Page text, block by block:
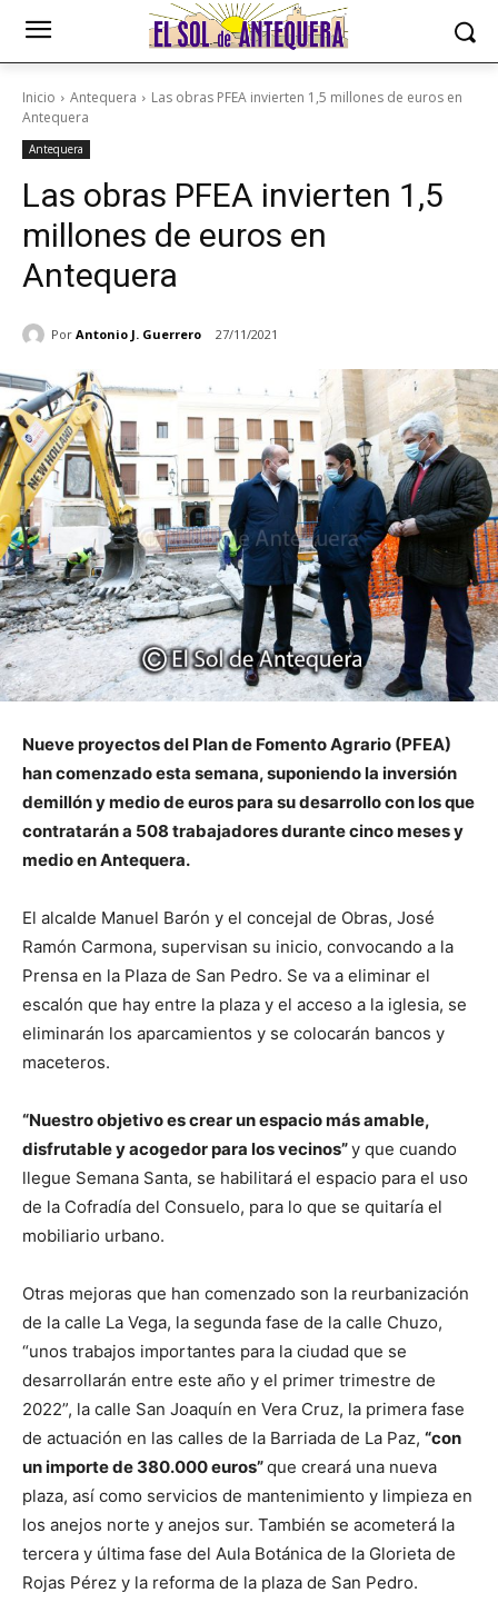
Inicio Antequera
Las obras PFEA invierten 1,5 millones de euros en
Antequera
Antequera
Las obras PFEA invierten 1,5
millones de euros en
Antequera
Por Antonio J. Guerrero 27/11/2021
Nueve proyectos del Plan de Fomento Agrario (PFEA)
han comenzado esta semana, suponiendo la inversión
demillón y medio de euros para su desarrollo con los que
contratarán a 508 trabajadores durante cinco meses y
medio en Antequera.
El alcalde Manuel Barón y el concejal de Obras, José
Ramón Carmona, supervisan su inicio, convocando a la
Prensa en la Plaza de San Pedro. Se va a eliminar el
escalón que hay entre la plaza y el acceso a la iglesia, se
eliminarán los aparcamientos y se colocarán bancos y
maceteros.
“Nuestro objetivo es crear un espacio más amable,
disfrutable y acogedor para los vecinos”y que cuando
llegue Semana Santa, se habilitará el espacio para el uso
de la Cofradía del Consuelo, para lo que se quitaría el
mobiliario urbano.
Otras mejoras que han comenzado son la reurbanización
de la calle La Vega, la segunda fase de la calle Chuzo,
“unos trabajos importantes para la ciudad que se
desarrollarán entre este año y el primer trimestre de
2022”, la calle San Joaquín en Vera Cruz, la primera fase
de actuación en las calles de la Barriada de La Paz, “con
un importe de 380.000 euros”que creará una nueva
plaza, así como servicios de mantenimiento y limpieza en
los anejos norte y anejos sur. También se acometerá la
tercera y última fase del Aula Botánica de la Glorieta de
Rojas Pérez y la reforma de la plaza de San Pedro.